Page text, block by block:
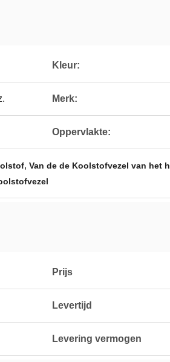
Kleur:
Merk:
Oppervlakte:
, Van de de Koolstofvezel van het
Prijs
Levertijd
Levering vermogen